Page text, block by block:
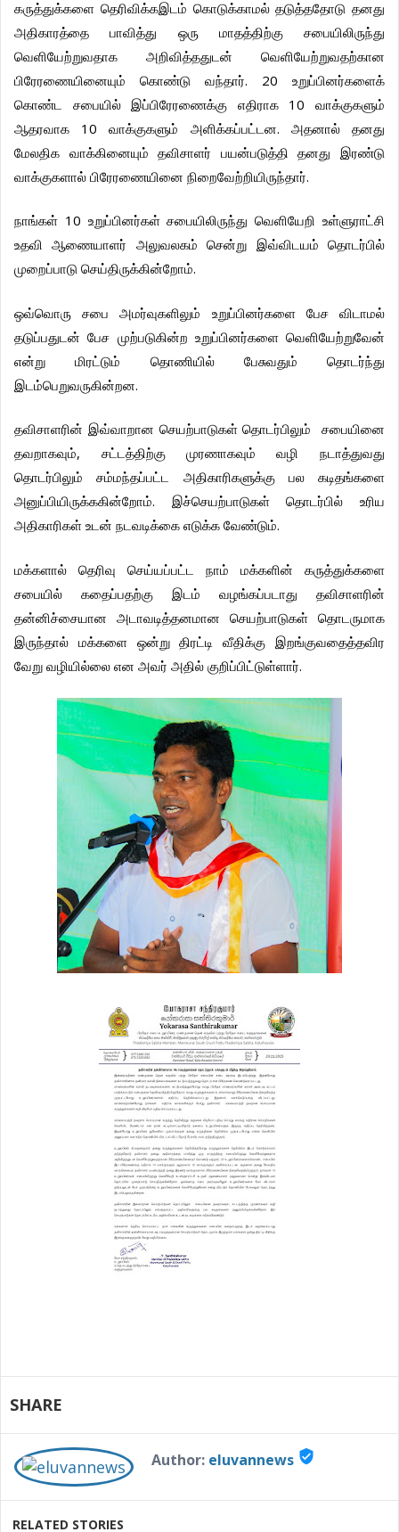
கருத்துக்களை தெரிவிக்கஇடம் கொடுக்காமல் தடுத்ததோடு தனது
அதிகாரத்தை
பாவித்து ஒரு மாதத்திற்கு
சபையிலிருந்து
வெளியேற்றுவதாக
அறிவித்ததுடன்
வெளியேற்றுவதற்கான
பிரேரணையினையும்
கொண்டு வந்தார். 20
உறுப்பினர்களைக்
கொண்ட
சபையில் இப்பிரேரணைக்கு எதிராக10
வாக்குகளும்
ஆதரவாக
10வாக்குகளும் அளிக்கப்பட்டன. அதனால்
தனது
மேலதிக
வாக்கினையும் தவிசாளர் பயன்படுத்தி தனது
இரண்டு
வாக்குகளால் பிரேரணையினை நிறைவேற்றியிருந்தார்.
நாங்கள் 10 உறுப்பினர்கள் சபையிலிருந்து வெளியேறி உள்ளுராட்சி
உதவி
ஆணையாளர் அலுவலகம் சென்று இவ்விடயம்
தொடர்பில்
முறைப்பாடு செய்திருக்கின்றோம்.
ஒவ்வொரு சபை அமர்வுகளிலும் உறுப்பினர்களை பேச
விடாமல்
தடுப்பதுடன் பேச முற்படுகின்ற உறுப்பினர்களை வெளியேற்றுவேன்
என்று
மிரட்டும் தொணியில் பேசுவதும்
தொடர்ந்து
இடம்பெறுவருகின்றன.
தவிசாளரின் இவ்வாறான செயற்பாடுகள் தொடர்பிலும்
சபையினை
தவறாகவும், சட்டத்திற்கு முரணாகவும் வழி
நடாத்துவது
தொடர்பிலும்
சம்மந்தப்பட்ட அதிகாரிகளுக்கு பல
கடிதங்களை
அனுப்பியிருக்ககின்றோம். இச்செயற்பாடுகள் தொடர்பில்
உரிய
அதிகாரிகள் உடன் நடவடிக்கை எடுக்க வேண்டும்.
மக்களால் தெரிவு செய்யப்பட்ட நாம் மக்களின்
கருத்துக்களை
சபையில்
கதைப்பதற்கு இடம் வழங்கப்படாது
தவிசாளரின்
தன்னிச்சையான
அடாவடித்தனமான செயற்பாடுகள்
தொடருமாக
இருந்தால்
மக்களை ஒன்று திரட்டி வீதிக்கு
இறங்குவதைத்தவிர
வேறு வழியில்லை என அவர் அதில் குறிப்பிட்டுள்ளார்.
SHARE
Author: eluvannews verified_user
RELATED STORIES